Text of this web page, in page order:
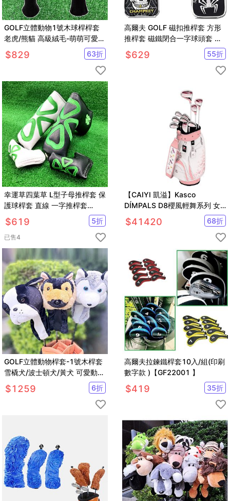
GOLF立體動物1號木球桿桿套
老虎/熊貓 高級絨毛-萌萌可愛動
物造型保護套【GF21005】
$829 63折
高爾夫 GOLF 磁扣推桿套 方形
推桿套 磁鐵閉合一字球頭套 保
護套【AE10689】
$629 55折
幸運草四葉草 L型子母推桿套 保
護球桿套 直線 一字推桿套
【GF23014】
$619 5折
已售4
【CAIYI 凱溢】Kasco
DÍMPALS D8櫻風輕舞系列 女
用高爾夫球桿 套組
$41420 68折
GOLF立體動物桿套-1號木桿套
雪橇犬/波士頓犬/黃犬 可愛動物
造型保護套 【GF21005】
$1259 6折
高爾夫拉鍊鐵桿套10入/組(印刷
數字款 )【GF22001 】
$419 35折